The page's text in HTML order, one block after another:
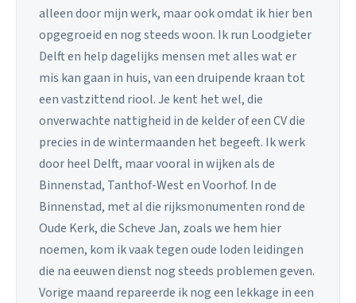
alleen door mijn werk, maar ook omdat ik hier ben
opgegroeid en nog steeds woon. Ik run Loodgieter
Delft en help dagelijks mensen met alles wat er
mis kan gaan in huis, van een druipende kraan tot
een vastzittend riool. Je kent het wel, die
onverwachte nattigheid in de kelder of een CV die
precies in de wintermaanden het begeeft. Ik werk
door heel Delft, maar vooral in wijken als de
Binnenstad, Tanthof-West en Voorhof. In de
Binnenstad, met al die rijksmonumenten rond de
Oude Kerk, die Scheve Jan, zoals we hem hier
noemen, kom ik vaak tegen oude loden leidingen
die na eeuwen dienst nog steeds problemen geven.
Vorige maand repareerde ik nog een lekkage in een